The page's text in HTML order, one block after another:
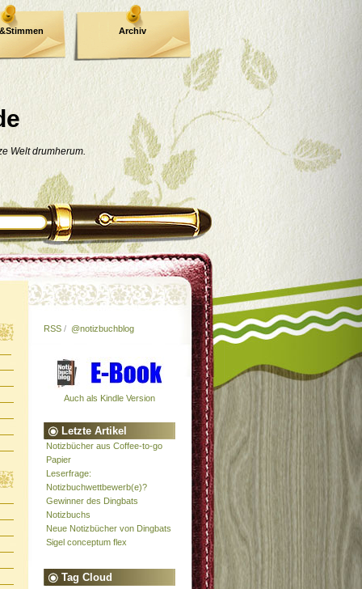
Welt drumherum.
Archiv
RSS / @notizbuchblog
Auch als Kindle Version
Letzte Artikel
Notizbücher aus Coffee-to-go
Papier
Leserfrage:
Notizbuchwettbewerb(e)?
Gewinner des Dingbats
Notizbuchs
Neue Notizbücher von Dingbats
Sigel conceptum flex
Tag Cloud